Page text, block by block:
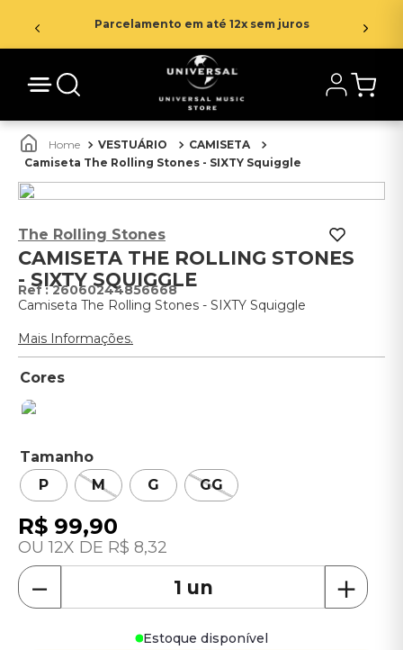
Parcelamento em até 12x sem juros
VESTUÁRIO
CAMISETA
Camiseta The Rolling Stones - SIXTY Squiggle
The Rolling Stones
CAMISETA THE ROLLING STONES
- SIXTY SQUIGGLE
:26060244856668
Camiseta The Rolling Stones - SIXTY Squiggle
Mais Informações.
Tamanho
P
M G GG
R$ 99,90
12 R$ 8,32
＋
－
Estoque disponível